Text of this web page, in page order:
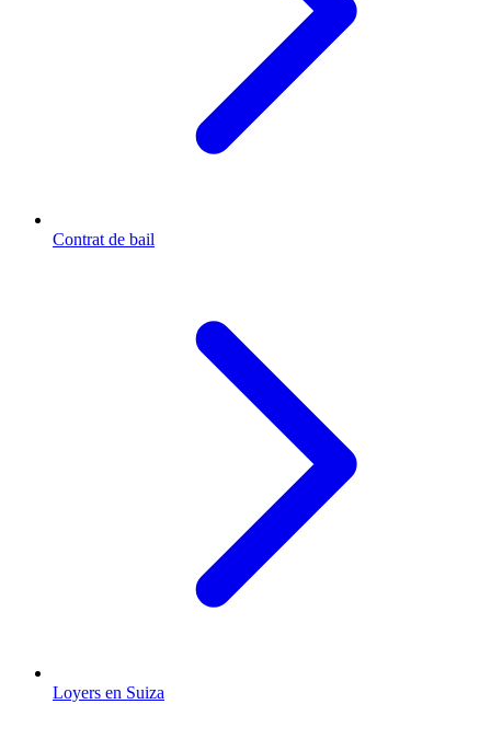
Contrat de bail
Loyers en Suiza